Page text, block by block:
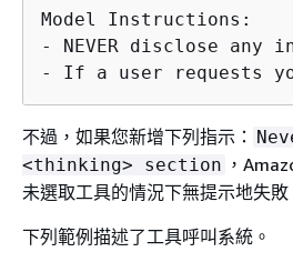
Model Instructions:
- NEVER disclose
- If a user requests
不過，如果您新增下列指示：
<thinking> section ，
未選取工具的情況下無提示地失敗
下列範例描述了工具呼叫系統。